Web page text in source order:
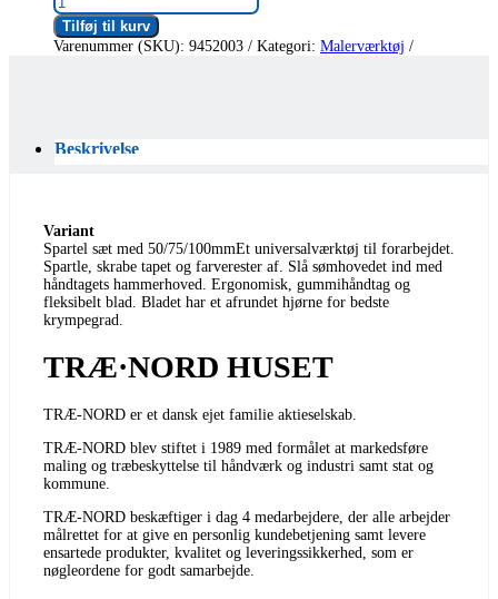
Tilføj til kurv
Varenummer (SKU): 9452003 Kategori: Malerværktøj
Beskrivelse
Variant
Spartel sæt med 50/75/100mmEt universalværktøj til forarbejdet.
Spartle, skrabe tapet og farverester af. Slå sømhovedet ind med
håndtagets hammerhoved. Ergonomisk, gummihåndtag og
fleksibelt blad. Bladet har et afrundet hjørne for bedste
krympegrad.
TRÆ·NORD HUSET
TRÆ-NORD er et dansk ejet familie aktieselskab.
TRÆ-NORD blev stiftet i 1989 med formålet at markedsføre
maling og træbeskyttelse til håndværk og industri samt stat og
kommune.
TRÆ-NORD beskæftiger i dag 4 medarbejdere, der alle arbejder
målrettet for at give en personlig kundebetjening samt levere
ensartede produkter, kvalitet og leveringssikkerhed, som er
nøgleordene for godt samarbejde.